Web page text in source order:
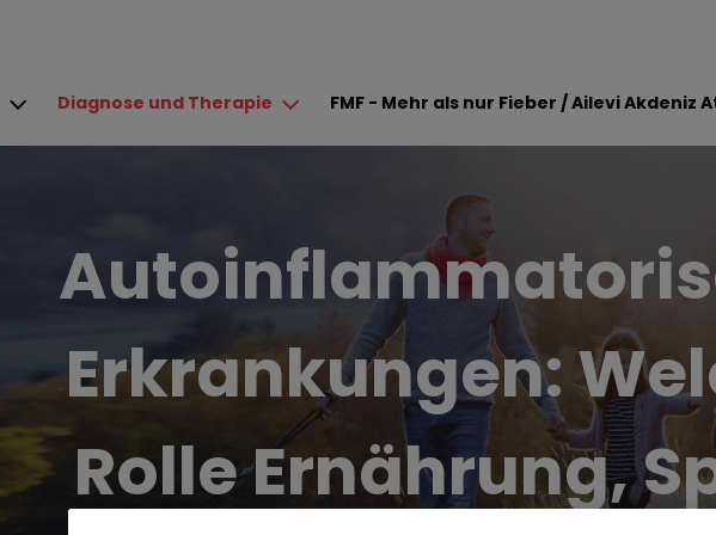
Diagnose und Therapie FMF - Mehr als nur Fieber / Ailevi Akdeniz
Erkrankungen:
Rolle Ernährung,